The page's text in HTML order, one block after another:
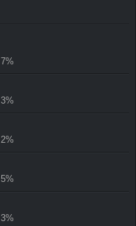
7%
3%
2%
5%
3%